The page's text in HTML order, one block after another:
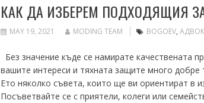
КАК ДА ИЗБЕРЕМ ПОДХОДЯЩИЯ
MAY 19, 2021 MODING TEAM BOGOEV,
Без значение къде се намирате качествената
вашите интереси и тяхната защите много добре
Ето няколко съвета, които ще ви ориентират в
Посъветвайте се с приятели, колеги или